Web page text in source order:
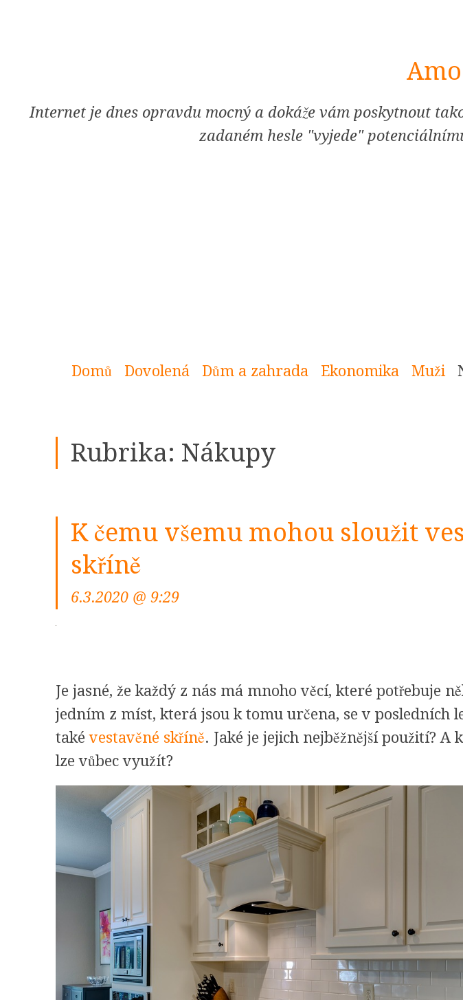
Content]Internet je dnes opravdu mocný a dokáže vám poskytnout
zadaném hesle "vyjede"
Domů Dovolená Dům a zahrada Ekonomika Muži
Rubrika: Nákupy
K čemu všemu mohou sloužit
skříně
6.3.2020 @ 9:29
Je jasné, že každý z nás má mnoho věcí, které potřebuje
jedním z míst, která jsou k tomu určena, se v posledních
takévestavěné skříně. Jaké je jejich nejběžnější použití? A
lze vůbec využít?